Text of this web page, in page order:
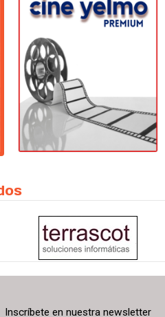
Inscríbete en nuestra newsletter